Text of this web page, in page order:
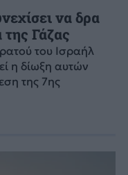
να δρα
Γάζας
του Ισραήλ
η δίωξη αυτών
της 7ης